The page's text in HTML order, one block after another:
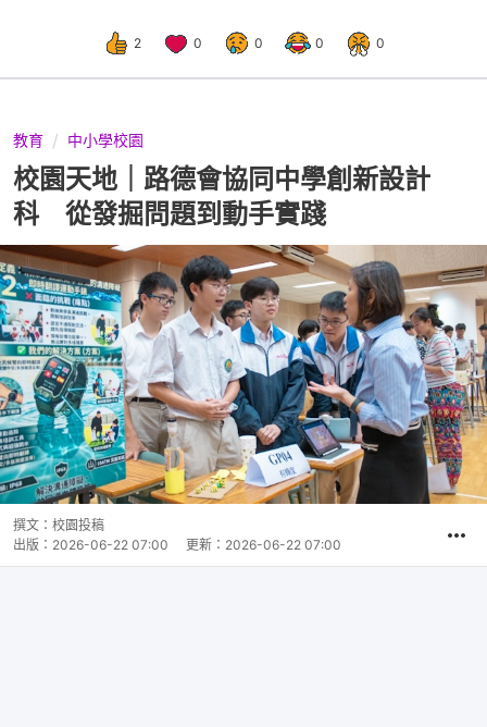
2 0 0 0 0
教育 中小學校園
校園天地｜路德會協同中學創新設計
科 從發掘問題到動手實踐
撰文： 校園投稿
出版： 2026-06-22 07:00 更新： 2026-06-22 07:00